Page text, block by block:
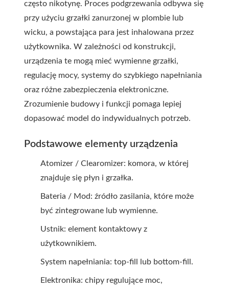
często nikotynę. Proces podgrzewania odbywa się
przy użyciu grzałki zanurzonej w plombie lub
wicku, a powstająca para jest inhalowana przez
użytkownika. W zależności od konstrukcji,
urządzenia te mogą mieć wymienne grzałki,
regulację mocy, systemy do szybkiego napełniania
oraz różne zabezpieczenia elektroniczne.
Zrozumienie budowy i funkcji pomaga lepiej
dopasować model do indywidualnych potrzeb.
Podstawowe elementy urządzenia
Atomizer / Clearomizer: komora, w której
znajduje się płyn i grzałka.
Bateria / Mod: źródło zasilania, które może
być zintegrowane lub wymienne.
Ustnik: element kontaktowy z
użytkownikiem.
System napełniania: top-fill lub bottom-fill.
Elektronika: chipy regulujące moc,